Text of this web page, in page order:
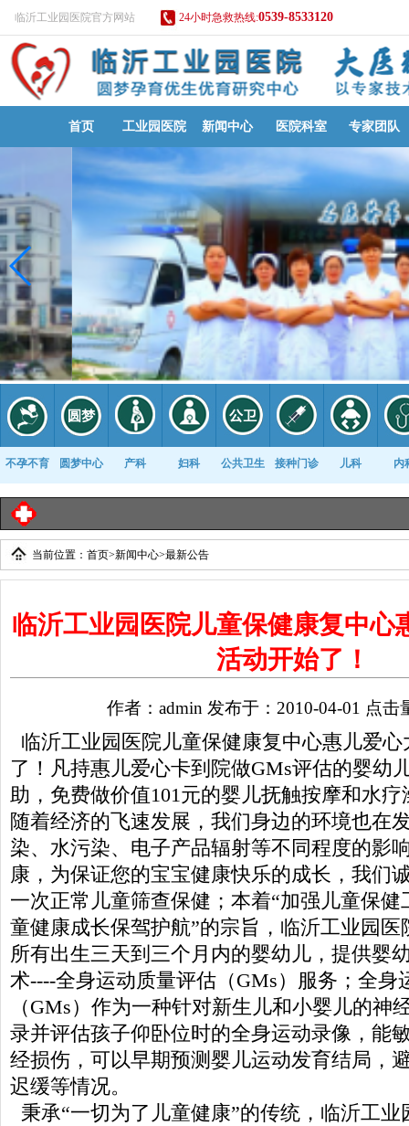
临沂工业园医院官方网站 24小时急救热线:0539-8533120
首页 工业园医院 新闻中心 医院科室 专家团队
不孕不育 圆梦中心 产科 妇科 公共卫生 接种门诊 儿科 内
康复科
当前位置： 首页>新闻中心>最新公告
临沂工业园医院儿童保健康复中心
活动开始了！
作者：admin 发布于：2010-04-01 点击
临沂工业园医院儿童保健康复中心惠儿爱
了！凡持惠儿爱心卡到院做GMs评估的婴幼
助，免费做价值101元的婴儿抚触按摩和水疗
随着经济的飞速发展，我们身边的环境也在
染、水污染、电子产品辐射等不同程度的影
康，为保证您的宝宝健康快乐的成长，我们
一次正常儿童筛查保健；本着“加强儿童保
童健康成长保驾护航”的宗旨，临沂工业园医
所有出生三天到三个月内的婴幼儿，提供婴
术----全身运动质量评估（GMs）服务；全身
（GMs）作为一种针对新生儿和小婴儿的神
录并评估孩子仰卧位时的全身运动录像，能
经损伤，可以早期预测婴儿运动发育结局，
迟缓等情况。
秉承“一切为了儿童健康”的传统，临沂工